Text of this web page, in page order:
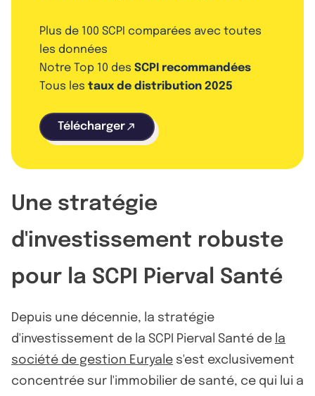
Plus de 100 SCPI comparées avec toutes
les données
Notre Top 10 des SCPI recommandées
Tous les taux de distribution 2025
Télécharger
Une stratégie
d'investissement robuste
pour la SCPI Pierval Santé
Depuis une décennie, la stratégie
d'investissement de la SCPI Pierval Santé de la
société de gestion Euryale s'est exclusivement
concentrée sur l'immobilier de santé, ce qui lui a